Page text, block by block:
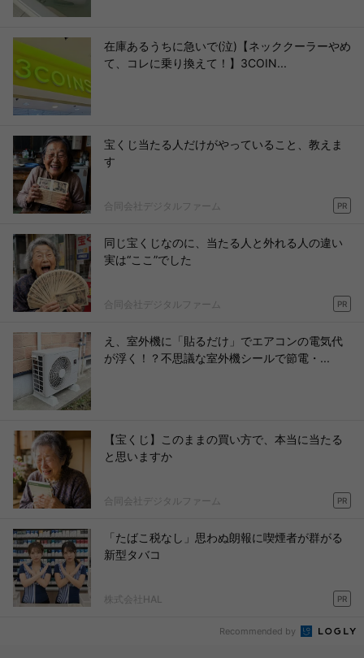
在庫あるうちに急いで(泣)【ネッククーラーやめ
て、コレに乗り換えて！】3COIN...
宝くじ当たる人だけがやっていること、教えま
す
合同会社デジタルファーム PR
同じ宝くじなのに、当たる人と外れる人の違い
実は“ここ”でした
合同会社デジタルファーム PR
え、室外機に「貼るだけ」でエアコンの電気代
が浮く！？不思議な室外機シールで節電・...
【宝くじ】このままの買い方で、本当に当たる
と思いますか
合同会社デジタルファーム PR
「たばこ税なし」思わぬ朗報に喫煙者が群がる
新型タバコ
株式会社HAL PR
Recommended by